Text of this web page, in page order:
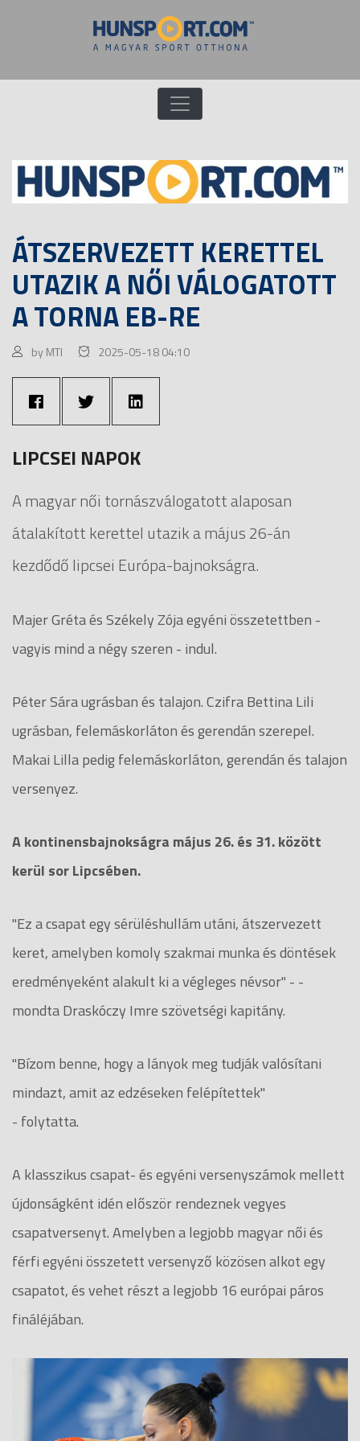
ÁTSZERVEZETT KERETTEL
UTAZIK A NŐI VÁLOGATOTT
A TORNA EB-RE
by MTI 2025-05-18 04:10
LIPCSEI NAPOK
A magyar női tornászválogatott alaposan
átalakított kerettel utazik a május 26-án
kezdődő lipcsei Európa-bajnokságra.
Majer Gréta és Székely Zója egyéni összetettben -
vagyis mind a négy szeren - indul.
Péter Sára ugrásban és talajon. Czifra Bettina Lili
ugrásban, felemáskorláton és gerendán szerepel.
Makai Lilla pedig felemáskorláton, gerendán és talajon
versenyez.
A kontinensbajnokságra május 26. és 31. között
kerül sor Lipcsében.
"Ez a csapat egy sérüléshullám utáni, átszervezett
keret, amelyben komoly szakmai munka és döntések
eredményeként alakult ki a végleges névsor" - -
mondta Draskóczy Imre szövetségi kapitány.
"Bízom benne, hogy a lányok meg tudják valósítani
mindazt, amit az edzéseken felépítettek"
- folytatta.
A klasszikus csapat- és egyéni versenyszámok mellett
újdonságként idén először rendeznek vegyes
csapatversenyt. Amelyben a legjobb magyar női és
férfi egyéni összetett versenyző közösen alkot egy
csapatot, és vehet részt a legjobb 16 európai páros
fináléjában.